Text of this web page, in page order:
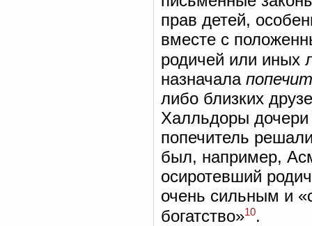
прав детей,
вместе с
родичей или иных
назначала
либо близких
Халльдоры дочери
попечитель
был, например,
осиротевший
очень сильным и
богатство»10.